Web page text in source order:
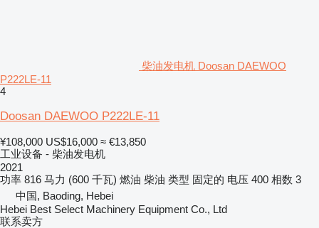
柴油发电机 Doosan DAEWOO
P222LE-11
4
Doosan DAEWOO P222LE-11
¥108,000 US$16,000 ≈ €13,850
工业设备 - 柴油发电机
2021
功率 816 马力 (600 千瓦) 燃油 柴油 类型 固定的 电压 400 相数 3
中国, Baoding, Hebei
Hebei Best Select Machinery Equipment Co., Ltd
联系卖方